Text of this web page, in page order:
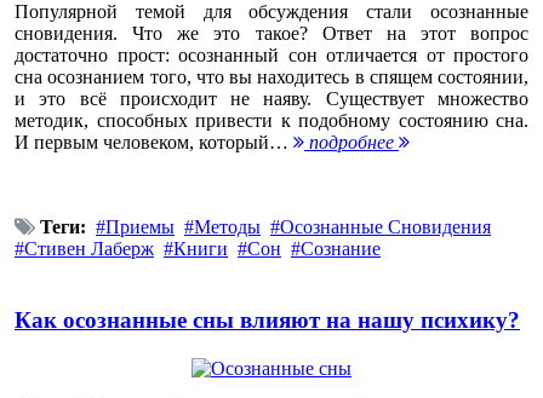
Популярной темой для обсуждения стали осознанные
сновидения. Что же это такое? Ответ на этот вопрос
достаточно прост: осознанный сон отличается от простого
сна осознанием того, что вы находитесь в спящем состоянии,
и это всё происходит не наяву. Существует множество
методик, способных привести к подобному состоянию сна.
И первым человеком, который…
подробнее
Теги: Приемы Методы
Осознанные Сновидения
Стивен Лаберж
Книги Сон Сознание
Как осознанные сны влияют на нашу психику?